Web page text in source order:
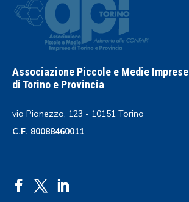
Associazione Piccole e Medie Imprese
di Torino e Provincia
via Pianezza, 123 - 10151 Torino
C.F. 80088460011